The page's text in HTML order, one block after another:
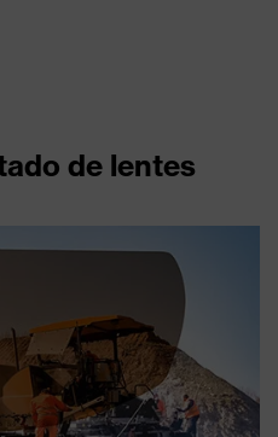
de lentes